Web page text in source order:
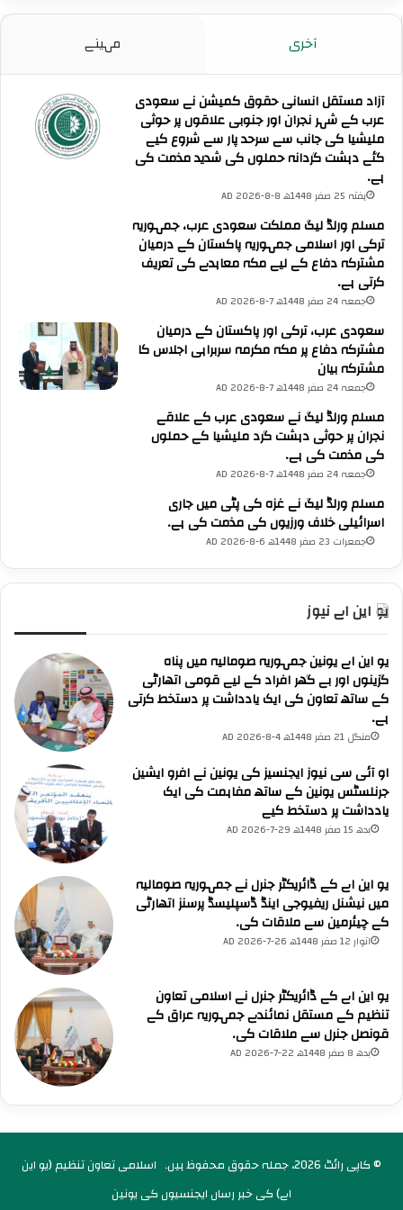
ت
خ
ی
م
ق
د
م
ر
ک
ے
د
م
ط
ے
و
م
ع
ے
ک
خ
ی
ر
م
ق
د
م
ک
ی
ے
۔
آخری مہینے
آزاد مستقل انسانی حقوق کمیشن نے سعودی
عرب کے شہر نجران اور جنوبی علاقوں پر حوثی
ملیشیا کی جانب سے سرحد پار سے شروع کیے
گئے دہشت گردانہ حملوں کی شدید مذمت کی
ہے۔
ہفتہ 25 صفر 1448ھ 8-8-2026 AD
مسلم ورلڈ لیگ مملکت سعودی عرب، جمہوریہ
ترکی اور اسلامی جمہوریہ پاکستان کے درمیان
مشترکہ دفاع کے لیے مکہ معاہدے کی تعریف
کرتی ہے۔
جمعہ 24 صفر 1448ھ 7-8-2026 AD
سعودی عرب، ترکی اور پاکستان کے درمیان
مشترکہ دفاع پر مکہ مکرمہ سربراہی اجلاس کا
مشترکہ بیان
جمعہ 24 صفر 1448ھ 7-8-2026 AD
مسلم ورلڈ لیگ نے سعودی عرب کے علاقے
نجران پر حوثی دہشت گرد ملیشیا کے حملوں
کی مذمت کی ہے۔
جمعہ 24 صفر 1448ھ 7-8-2026 AD
مسلم ورلڈ لیگ نے غزہ کی پٹی میں جاری
اسرائیلی خلاف ورزیوں کی مذمت کی ہے۔
جمعرات 23 صفر 1448ھ 6-8-2026 AD
یو این اے نیوز
یو این اے یونین جمہوریہ صومالیہ میں پناہ
گزینوں اور بے گھر افراد کے لیے قومی اتھارٹی
کے ساتھ تعاون کی ایک یادداشت پر دستخط کرتی
ہے۔
منگل 21 صفر 1448ھ 4-8-2026 AD
او آئی سی نیوز ایجنسیز کی یونین نے افرو ایشین
جرنلسٹس یونین کے ساتھ مفاہمت کی ایک
یادداشت پر دستخط کیے
بدھ 15 صفر 1448ھ 29-7-2026 AD
یو این اے کے ڈائریکٹر جنرل نے جمہوریہ صومالیہ
میں نیشنل ریفیوجی اینڈ ڈسپلیسڈ پرسنز اتھارٹی
کے چیئرمین سے ملاقات کی۔
اتوار 12 صفر 1448ھ 26-7-2026 AD
یو این اے کے ڈائریکٹر جنرل نے اسلامی تعاون
تنظیم کے مستقل نمائندے جمہوریہ عراق کے
قونصل جنرل سے ملاقات کی۔
بدھ 8 صفر 1448ھ 22-7-2026 AD
© کاپی رائٹ 2026، جملہ حقوق محفوظ ہیں۔
اسلامی تعاون تنظیم (یو این
اے) کی خبر رساں ایجنسیوں کی یونین